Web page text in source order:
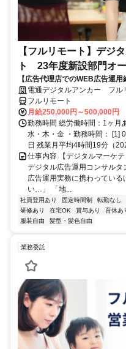
【フルリモート】デジ
ト 23年度新設部門オ
【広告代理店でのWEB広告運
G／全国×完全在宅／年休126日
電通デジタルアンカー フル
フルリモート
月給250,000円～500,000円
勤務時間 総労働時間：1ヶ月
水・木・金 ・勤務時間： [1]
日 残業月平均4時間19分（
仕事内容 【デジタルマーケ
デジタル広告運用コンサル
広告運用実務に携わってい
い…」 「地...
社員登用あり 固定時間制 転勤なし
研修あり
在宅OK 賞与あり 育休あ
服装自由
髪型・髪色自由
業務委託